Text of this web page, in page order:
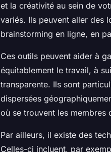
et la créativité au sein de
variés. Ils peuvent aller des
brainstorming en ligne, en
Ces outils peuvent aider à
équitablement le travail, à
transparente. Ils sont
dispersées
où se trouvent les membres
Par ailleurs, il existe des
Celles-ci incluent, par